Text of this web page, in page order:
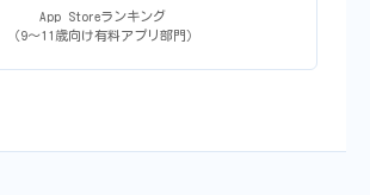
App Storeランキング
（9〜11歳向け有料アプリ部門）